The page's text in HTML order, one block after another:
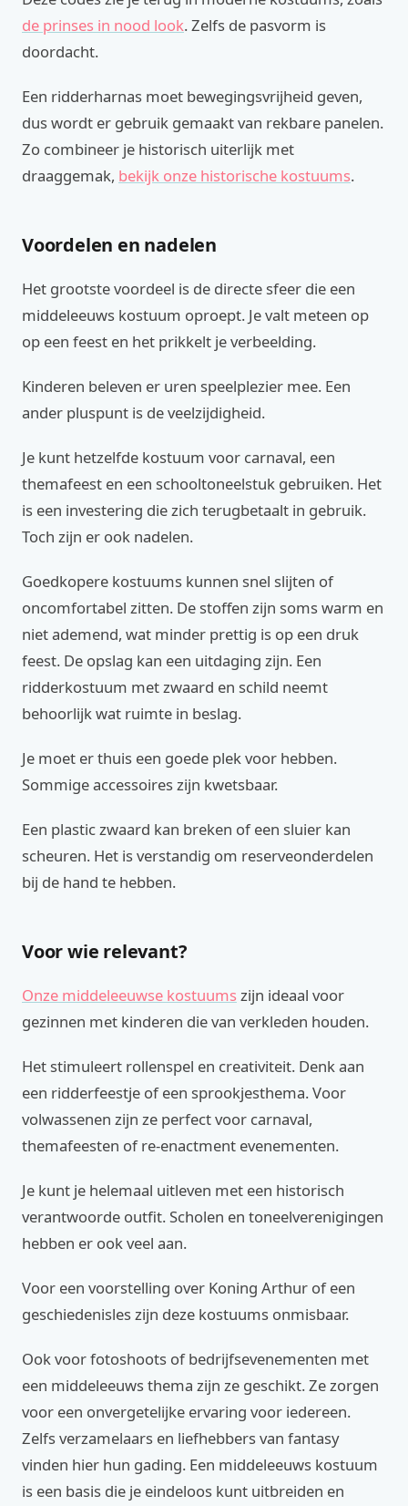
de prinses in nood look. Zelfs de pasvorm is
doordacht.
Een ridderharnas moet bewegingsvrijheid geven,
dus wordt er gebruik gemaakt van rekbare panelen.
Zo combineer je historisch uiterlijk met
draaggemak, bekijk onze historische kostuums.
Voordelen en nadelen
Het grootste voordeel is de directe sfeer die een
middeleeuws kostuum oproept. Je valt meteen op
op een feest en het prikkelt je verbeelding.
Kinderen beleven er uren speelplezier mee. Een
ander pluspunt is de veelzijdigheid.
Je kunt hetzelfde kostuum voor carnaval, een
themafeest en een schooltoneelstuk gebruiken. Het
is een investering die zich terugbetaalt in gebruik.
Toch zijn er ook nadelen.
Goedkopere kostuums kunnen snel slijten of
oncomfortabel zitten. De stoffen zijn soms warm en
niet ademend, wat minder prettig is op een druk
feest. De opslag kan een uitdaging zijn. Een
ridderkostuum met zwaard en schild neemt
behoorlijk wat ruimte in beslag.
Je moet er thuis een goede plek voor hebben.
Sommige accessoires zijn kwetsbaar.
Een plastic zwaard kan breken of een sluier kan
scheuren. Het is verstandig om reserveonderdelen
bij de hand te hebben.
Voor wie relevant?
Onze middeleeuwse kostuums zijn ideaal voor
gezinnen met kinderen die van verkleden houden.
Het stimuleert rollenspel en creativiteit. Denk aan
een ridderfeestje of een sprookjesthema. Voor
volwassenen zijn ze perfect voor carnaval,
themafeesten of re-enactment evenementen.
Je kunt je helemaal uitleven met een historisch
verantwoorde outfit. Scholen en toneelverenigingen
hebben er ook veel aan.
Voor een voorstelling over Koning Arthur of een
geschiedenisles zijn deze kostuums onmisbaar.
Ook voor fotoshoots of bedrijfsevenementen met
een middeleeuws thema zijn ze geschikt. Ze zorgen
voor een onvergetelijke ervaring voor iedereen.
Zelfs verzamelaars en liefhebbers van fantasy
vinden hier hun gading. Een middeleeuws kostuum
is een basis die je eindeloos kunt uitbreiden en